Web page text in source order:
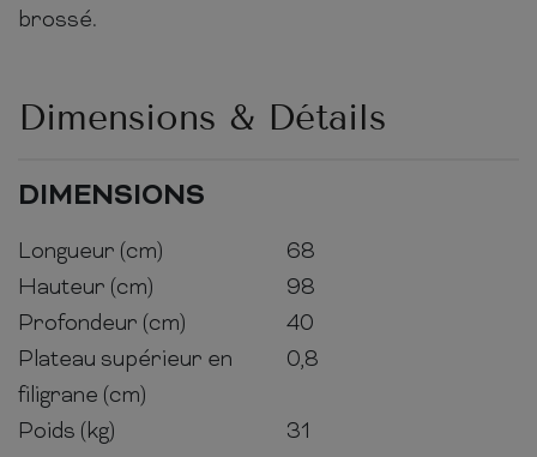
brossé.
Dimensions & Détails
DIMENSIONS
Longueur (cm)
68
Hauteur (cm)
98
Profondeur (cm)
40
Plateau supérieur en
filigrane (cm)
0,8
Poids (kg) 31